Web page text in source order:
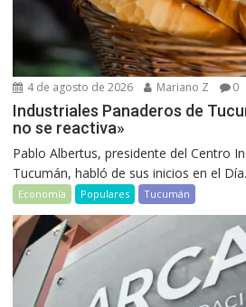
4 de agosto de 2026 Mariano Z 0
Industriales Panaderos de
no se reactiva»
Pablo Albertus, presidente del Centro
Tucumán, habló de sus inicios en el
Economía Populares Tucumán